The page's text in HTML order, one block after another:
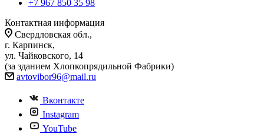
+7 967 850 35 98
Контактная информация
Свердловская обл.,
г. Карпинск,
ул. Чайковского, 14
(за зданием Хлопкопрядильной Фабрики)
avtovibor96@mail.ru
Вконтакте
Instagram
YouTube